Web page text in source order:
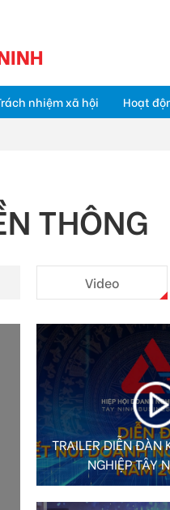
nhiệm xã hội Hoạt
THÔNG
Video
TRAILER DIỄN ĐÀN
NGHIỆP TÂY